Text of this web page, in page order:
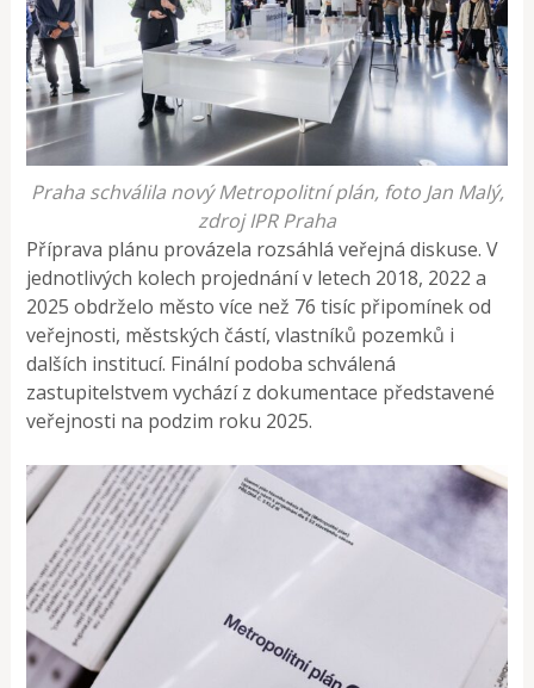
Praha schválila nový Metropolitní plán, foto Jan Malý,
zdroj IPR Praha
Příprava plánu provázela rozsáhlá veřejná diskuse. V
jednotlivých kolech projednání v letech 2018, 2022 a
2025 obdrželo město více než 76 tisíc připomínek od
veřejnosti, městských částí, vlastníků pozemků i
dalších institucí. Finální podoba schválená
zastupitelstvem vychází z dokumentace představené
veřejnosti na podzim roku 2025.